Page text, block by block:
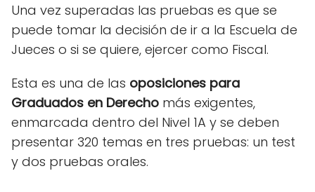
Una vez superadas las pruebas es que se
puede tomar la decisión de ir a la Escuela de
Jueces o si se quiere, ejercer como Fiscal.
Esta es una de las oposiciones para
Graduados en Derecho más exigentes,
enmarcada dentro del Nivel 1A y se deben
presentar 320 temas en tres pruebas: un test
y dos pruebas orales.